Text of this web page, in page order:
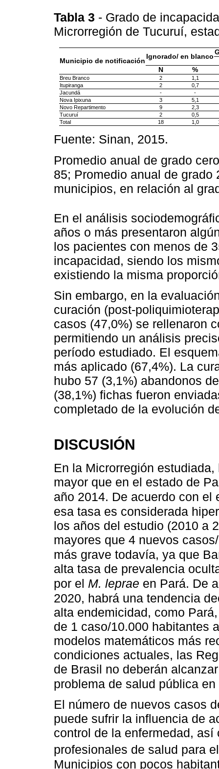
Tabla 3 - Grado de
Microrregión de Tucuruí,
Municipio de notificación
Ignorado/ en blanco
N %
Breu Branco 2
1,1
Itupiranga
2
0,7
Jacundá
-
-
Nova Ipixuna
3
5,1
Novo Repartimento
9
2,3
Tucuruí
2
0,5
Total
18 1,0
Fuente: Sinan, 2015.
Promedio anual de grado
85; Promedio anual de
municipios, en relación al
En el análisis
años o más presentaron
los pacientes con menos de
incapacidad, siendo los
existiendo la misma
Sin embargo, en la
curación (post-
casos (47,0%) se rellenaron
permitiendo un análisis
período estudiado. El
más aplicado (67,4%). La
hubo 57 (3,1%) abandonos
(38,1%) fichas fueron
completado de la evolución
DISCUSIÓN
En la Microrregión
mayor que en el estado de
año 2014. De acuerdo con el
esa tasa es considerada
los años del estudio (2010 a
mayores que 4 nuevos
más grave todavía, ya que
alta tasa de prevalencia
por el M. leprae en Pará. De
2020, habrá una tendencia
alta endemicidad, como
de 1 caso/10.000 habitantes
modelos matemáticos más
condiciones actuales, las
de Brasil no deberán
problema de salud pública
El número de nuevos casos
puede sufrir la influencia de
control de la enfermedad,
profesionales de salud para
Municipios con pocos